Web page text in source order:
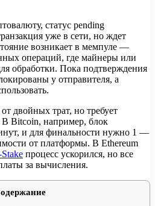
статус pending
уже в сети, но ждет
возникает в мемпуле —
операций, где майнеры или
обработки. Пока подтверждения
у отправителя, а
двойных трат, но требует
Bitcoin, например, блок
и для финальности нужно 1 —
от платформы. В Ethereum
процесс ускорился, но все
за вычисления.